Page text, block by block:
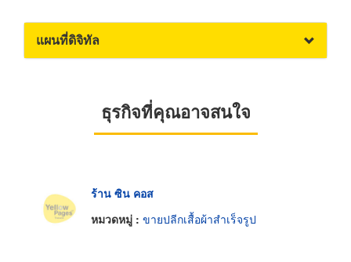
แผนที่ดิจิทัล
ธุรกิจที่คุณอาจสนใจ
ร้าน ซิน คอส
หมวดหมู่ : ขายปลีกเสื้อผ้าสำเร็จรูป